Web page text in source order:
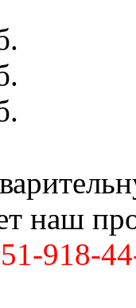
наш
918-